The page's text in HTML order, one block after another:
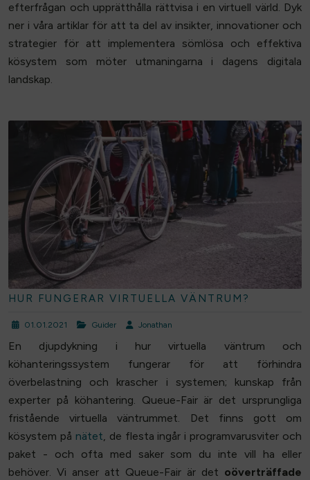
efterfrågan och upprätthålla rättvisa i en virtuell värld. Dyk
ner i våra artiklar för att ta del av insikter, innovationer och
strategier för att implementera sömlösa och effektiva
kösystem som möter utmaningarna i dagens digitala
landskap.
HUR FUNGERAR VIRTUELLA VÄNTRUM?
01.01.2021 Guider Jonathan
En djupdykning i hur virtuella väntrum och
köhanteringssystem fungerar för att förhindra
överbelastning och krascher i systemen; kunskap från
experter på köhantering. Queue-Fair är det ursprungliga
fristående virtuella väntrummet. Det finns gott om
kösystem på nätet, de flesta ingår i programvarusviter och
paket - och ofta med saker som du inte vill ha eller
behöver. Vi anser att Queue-Fair är det oöverträffade